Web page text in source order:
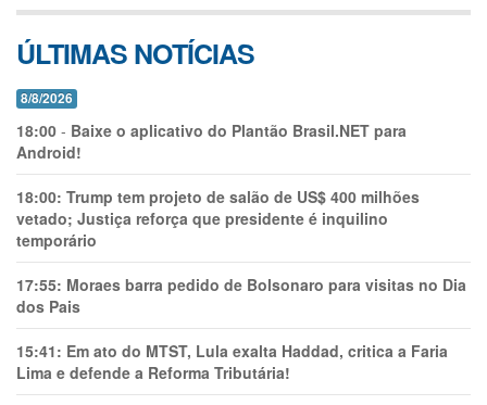
ÚLTIMAS NOTÍCIAS
8/8/2026
18:00 - Baixe o aplicativo do Plantão Brasil.NET para
Android!
18:00: Trump tem projeto de salão de US$ 400 milhões
vetado; Justiça reforça que presidente é inquilino
temporário
17:55: Moraes barra pedido de Bolsonaro para visitas no Dia
dos Pais
15:41: Em ato do MTST, Lula exalta Haddad, critica a Faria
Lima e defende a Reforma Tributária!